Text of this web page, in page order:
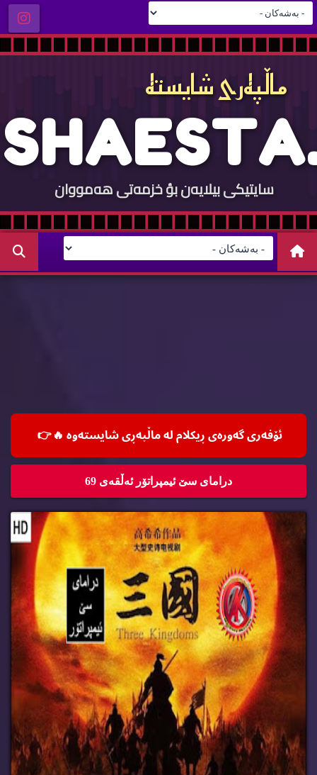
ماڵپه‌ری شایسته‌
SHAESTA.
COM
سایتيكی بيلایه‌ن بؤ خزمه‌تی هه‌مووان
ئۆفه‌ری گه‌وره‌ی ڕیكلام له‌ ماڵپه‌ڕی شایسته‌وه‌ 🔥👉
درامای سێ ئیمپراتۆر ئه‌ڵقه‌ی 69